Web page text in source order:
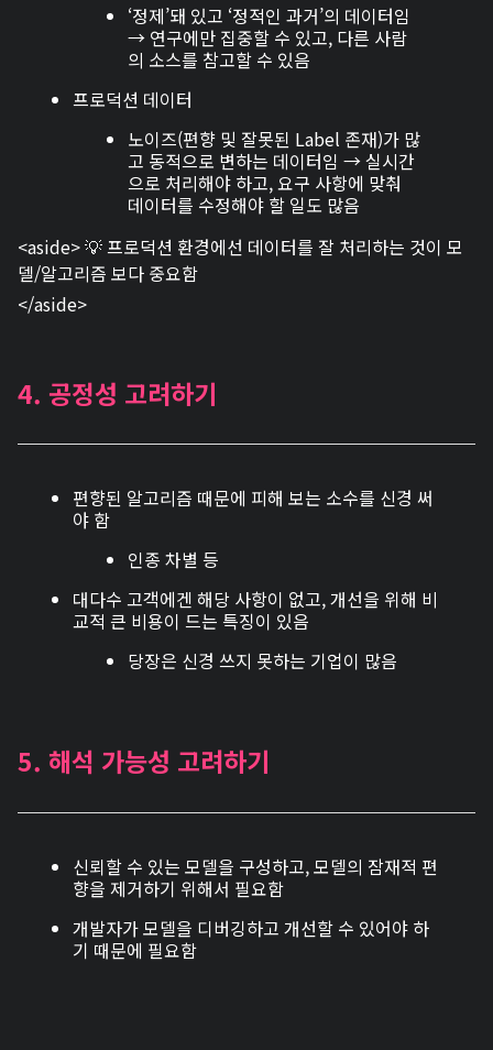
‘정제’돼 있고 ‘정적인 과거’의 데이터임
→ 연구에만 집중할 수 있고, 다른 사람
의 소스를 참고할 수 있음
프로덕션 데이터
노이즈(편향 및 잘못된 Label 존재)가 많
고 동적으로 변하는 데이터임 → 실시간
으로 처리해야 하고, 요구 사항에 맞춰
데이터를 수정해야 할 일도 많음
<aside> 💡 프로덕션 환경에선 데이터를 잘 처리하는 것이 모
델/알고리즘 보다 중요함
</aside>
4. 공정성 고려하기
편향된 알고리즘 때문에 피해 보는 소수를 신경 써
야 함
인종 차별 등
대다수 고객에겐 해당 사항이 없고, 개선을 위해 비
교적 큰 비용이 드는 특징이 있음
당장은 신경 쓰지 못하는 기업이 많음
5. 해석 가능성 고려하기
신뢰할 수 있는 모델을 구성하고, 모델의 잠재적 편
향을 제거하기 위해서 필요함
개발자가 모델을 디버깅하고 개선할 수 있어야 하
기 때문에 필요함